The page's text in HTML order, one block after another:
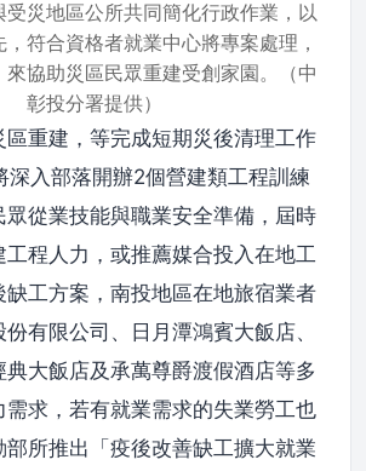
災地區公所共同簡化行政作業，以
符合資格者就業中心將專案處理，
協助災區民眾重建受創家園。（中
彰投分署提供）
區重建，等完成短期災後清理工作
深入部落開辦2個營建類工程訓練
眾從業技能與職業安全準備，屆時
程人力，或推薦媒合投入在地工
缺工方案，南投地區在地旅宿業者
有限公司、日月潭鴻賓大飯店、
大飯店及承萬尊爵渡假酒店等多
需求，若有就業需求的失業勞工也
所推出「疫後改善缺工擴大就業